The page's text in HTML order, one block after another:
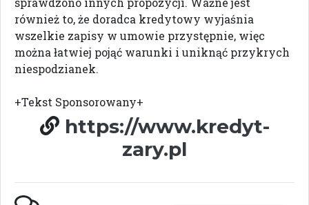
również to, że doradca kredytowy wyjaśnia
wszelkie zapisy w umowie przystępnie, więc
można łatwiej pojąć warunki i uniknąć przykrych
niespodzianek.
+Tekst Sponsorowany+
https://www.kredyt-
zary.pl